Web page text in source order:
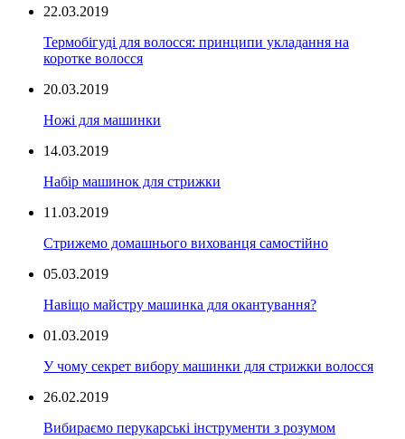
22.03.2019
Термобігуді для волосся: принципи укладання на
коротке волосся
20.03.2019
Ножі для машинки
14.03.2019
Набір машинок для стрижки
11.03.2019
Стрижемо домашнього вихованця самостійно
05.03.2019
Навіщо майстру машинка для окантування?
01.03.2019
У чому секрет вибору машинки для стрижки волосся
26.02.2019
Вибираємо перукарські інструменти з розумом